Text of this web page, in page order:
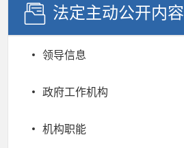
法定主动公开内容
领导信息
政府工作机构
机构职能